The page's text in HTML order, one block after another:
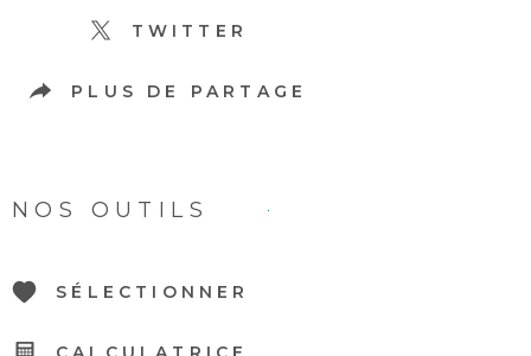
TWITTER
PLUS DE PARTAGE
NOS OUTILS
SÉLECTIONNER